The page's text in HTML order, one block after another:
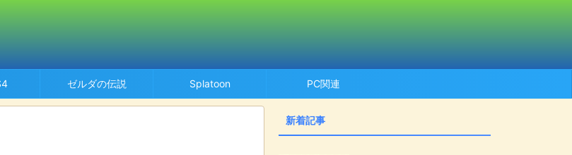
ゼルダの伝説 Splatoon PC関連
新着記事